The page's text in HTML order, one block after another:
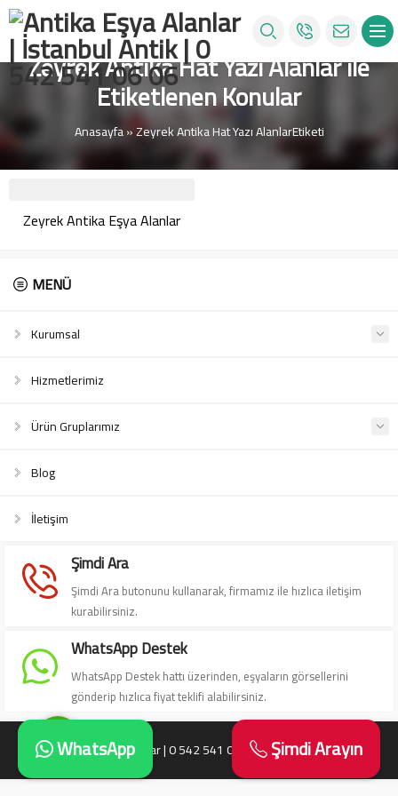
Zeyrek Antika Hat Yazı Alanlar ile
Etiketlenen Konular
Anasayfa»Zeyrek Antika Hat Yazı AlanlarEtiketi
Zeyrek Antika Eşya Alanlar
MENÜ
Kurumsal
Hizmetlerimiz
Ürün Gruplarımız
Blog
İletişim
Şimdi Ara
Şimdi Ara butonunu kullanarak, firmamız ile hızlıca iletişim
kurabilirsiniz.
WhatsApp Destek
WhatsApp Destek hattı üzerinden, eşyaların görsellerini
gönderip hızlıca fiyat teklifi alabilirsiniz.
Antika Eşya Alanlar | 0 542 541 06 06 | Antika Alanlar
Cevap Yaz
Şimdi Arayın
WhatsApp